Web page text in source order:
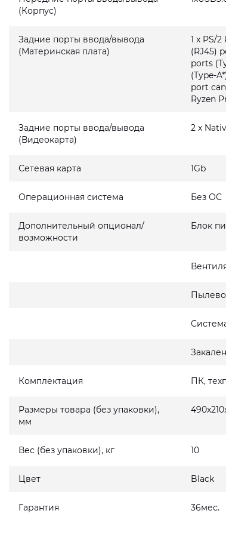
(Корпус)
Задние порты ввода/вывода
(Материнская плата)
1 x PS/
(RJ45)
ports
(Type-
port
Ryzen
Задние порты ввода/вывода
(Видеокарта)
2 x
Сетевая карта 1Gb
Операционная система Без ОС
Дополнительный опционал/
возможности
Блок
Комплектация ПК,
Размеры товара (без упаковки),
мм
Вес (без упаковки), кг 10
Цвет Black
Гарантия 36мес.